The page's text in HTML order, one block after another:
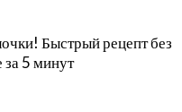
Быстрый рецепт без
5 минут